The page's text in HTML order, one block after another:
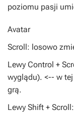
poziomu pasji
Avatar
Scroll: losowo
Lewy Control +
wyglądu). <-- w
grą.
Lewy Shift +